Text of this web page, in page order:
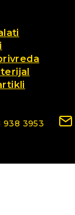
938 3953